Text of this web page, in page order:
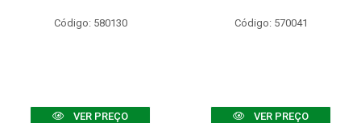
Código: 580130
VER PREÇO
Código: 570041
VER PREÇO